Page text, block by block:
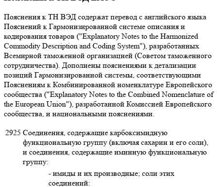
Пояснения к ТН ВЭД содержат перевод с английского языка
Пояснений к Гармонизированной системе описания и
кодирования товаров ("Explanatory Notes to the Harmonized
Commodity Description and Coding System"), разработанных
Всемирной таможенной организацией (Советом таможенного
сотрудничества). Дополнены пояснениями к детализации
позиций Гармонизированной системы, соответствующими
Пояснениям к Комбинированной номенклатуре Европейского
сообщества ("Explanatory Notes to the Combined Nomenclature of
the European Union"), разработанной Комиссией Европейского
сообщества, и национальными пояснениями.
2925 Соединения, содержащие карбоксимидную
функциональную группу (включая сахарин и его соли),
и соединения, содержащие иминную функциональную
группу:
- имиды и их производные; соли этих
соединений: